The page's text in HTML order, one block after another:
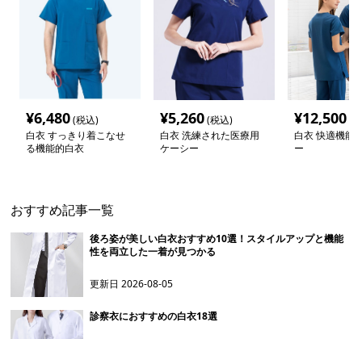
¥6,480(税込)
白衣 すっきり着こなせ
る機能的白衣
¥5,260(税込)
白衣 洗練された医療用
ケーシー
¥12,500
白衣 快適機能
ー
おすすめ記事一覧
後ろ姿が美しい白衣おすすめ10選！スタイルアップと機能
性を両立した一着が見つかる
更新日2026-08-05
診察衣におすすめの白衣18選